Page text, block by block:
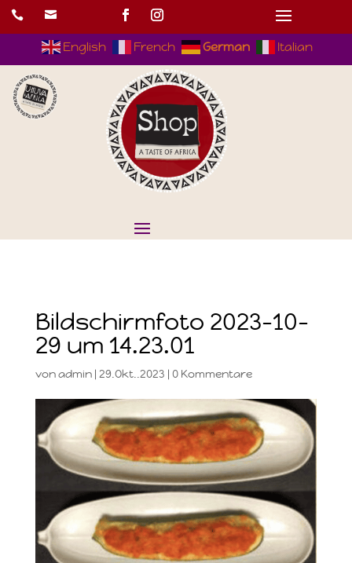
 
English French German Italian
Bildschirmfoto 2023-10-
29 um 14.23.01
vonadmin| 29.Okt..2023 | 0 Kommentare